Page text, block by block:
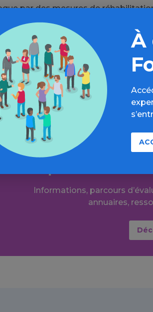
par des mesures de
majorité arrêtera de punir des
fournira un traitement
», a
Socialiste au Parlement.
Informations, parcours
annuaires,
À